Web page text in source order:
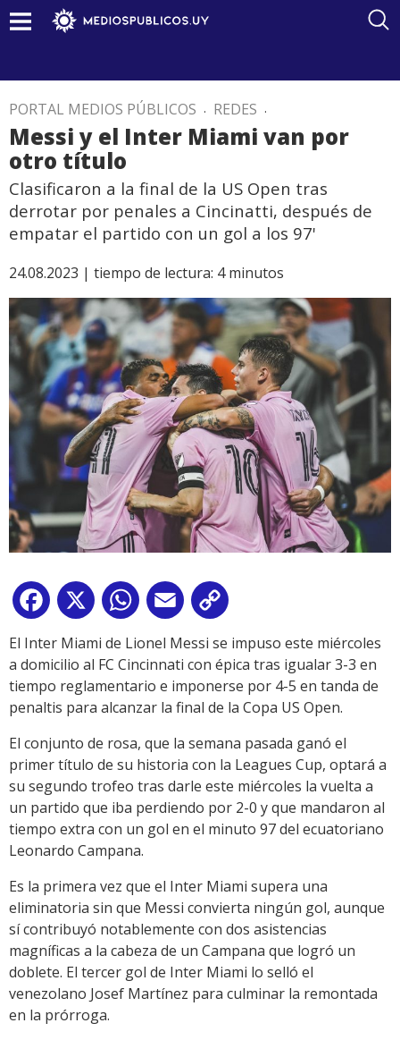
PORTAL MEDIOS PÚBLICOS . REDES .
Messi y el Inter Miami van por
otro título
Clasificaron a la final de la US Open tras
derrotar por penales a Cincinatti, después de
empatar el partido con un gol a los 97'
24.08.2023 | tiempo de lectura: 4 minutos
Facebook
X WhatsApp
Email
Link
El Inter Miami de Lionel Messi se impuso este miércoles
a domicilio al FC Cincinnati con épica tras igualar 3-3 en
tiempo reglamentario e imponerse por 4-5 en tanda de
penaltis para alcanzar la final de la Copa US Open.
El conjunto de rosa, que la semana pasada ganó el
primer título de su historia con la Leagues Cup, optará a
su segundo trofeo tras darle este miércoles la vuelta a
un partido que iba perdiendo por 2-0 y que mandaron al
tiempo extra con un gol en el minuto 97 del ecuatoriano
Leonardo Campana.
Es la primera vez que el Inter Miami supera una
eliminatoria sin que Messi convierta ningún gol, aunque
sí contribuyó notablemente con dos asistencias
magníficas a la cabeza de un Campana que logró un
doblete. El tercer gol de Inter Miami lo selló el
venezolano Josef Martínez para culminar la remontada
en la prórroga.